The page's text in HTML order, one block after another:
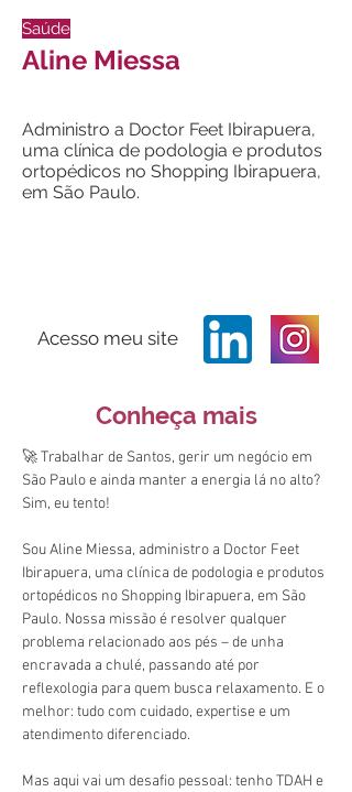
Saúde
Aline Miessa
Administro a Doctor Feet Ibirapuera,
uma clínica de podologia e produtos
ortopédicos no Shopping Ibirapuera,
em São Paulo.
Acesso meu site
Conheça mais
🚀 Trabalhar de Santos, gerir um negócio em
São Paulo e ainda manter a energia lá no alto?
Sim, eu tento!
Sou Aline Miessa, administro a Doctor Feet
Ibirapuera, uma clínica de podologia e produtos
ortopédicos no Shopping Ibirapuera, em São
Paulo. Nossa missão é resolver qualquer
problema relacionado aos pés – de unha
encravada a chulé, passando até por
reflexologia para quem busca relaxamento. E o
melhor: tudo com cuidado, expertise e um
atendimento diferenciado.
Mas aqui vai um desafio pessoal: tenho TDAH e